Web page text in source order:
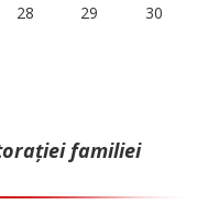
28 29
30
familiei